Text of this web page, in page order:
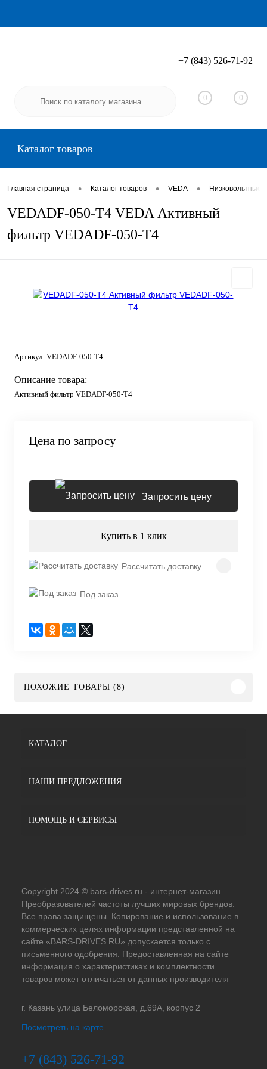
Вход Регистрация
+7 (843) 526-71-92
0 0
Каталог товаров
Главная страница • Каталог товаров • VEDA •
VEDADF-050-T4 VEDA Активный
фильтр VEDADF-050-T4
Артикул: VEDADF-050-T4
Описание товара:
Активный фильтр VEDADF-050-T4
Цена по запросу
Запросить цену
Купить в 1 клик
Рассчитать доставку
Под заказ
ПОХОЖИЕ ТОВАРЫ (8)
КАТАЛОГ
НАШИ ПРЕДЛОЖЕНИЯ
ПОМОЩЬ И СЕРВИСЫ
Copyright 2024 © bars-drives.ru - интернет-магазин
Преобразователей частоты лучших мировых брендов.
Все права защищены. Копирование и использование в
коммерческих целях информации представленной на
сайте «BARS-DRIVES.RU» допускается только с
письменного одобрения. Предоставленная на сайте
информация о характеристиках и комплектности
товаров может отличаться от данных производителя
г. Казань улица Беломорская, д.69А, корпус 2
Посмотреть на карте
+7 (843) 526-71-92